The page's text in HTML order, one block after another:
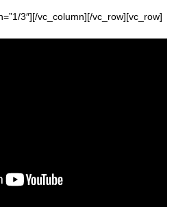
3″][/vc_column][/vc_row][vc_row]